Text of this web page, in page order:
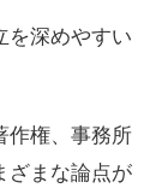
を深めやすい
作権、事務所
ざまな論点が